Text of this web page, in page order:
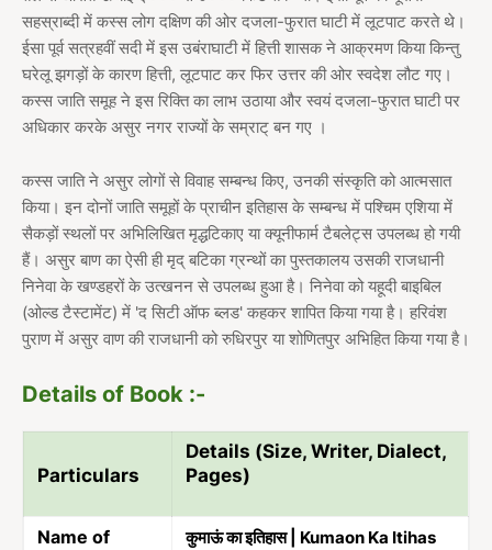
सहस्राब्दी में कस्स लोग दक्षिण की ओर दजला-फुरात घाटी में लूटपाट करते थे।
ईसा पूर्व सत्रहवीं सदी में इस उबंराघाटी में हित्ती शासक ने आक्रमण किया किन्तु
घरेलू झगड़ों के कारण हित्ती, लूटपाट कर फिर उत्तर की ओर स्वदेश लौट गए।
कस्स जाति समूह ने इस रिक्ति का लाभ उठाया और स्वयं दजला-फुरात घाटी पर
अधिकार करके असुर नगर राज्यों के सम्राट् बन गए ।
कस्स जाति ने असुर लोगों से विवाह सम्बन्ध किए, उनकी संस्कृति को आत्मसात
किया। इन दोनों जाति समूहों के प्राचीन इतिहास के सम्बन्ध में पश्चिम एशिया में
सैकड़ों स्थलों पर अभिलिखित मृद्धटिकाए या क्यूनीफार्म टैबलेट्स उपलब्ध हो गयी
हैं। असुर बाण का ऐसी ही मृद् बटिका ग्रन्थों का पुस्तकालय उसकी राजधानी
निनेवा के खण्डहरों के उत्खनन से उपलब्ध हुआ है। निनेवा को यहूदी बाइबिल
(ओल्ड टैस्टामेंट) में 'द सिटी ऑफ ब्लड' कहकर शापित किया गया है। हरिवंश
पुराण में असुर वाण की राजधानी को रुधिरपुर या शोणितपुर अभिहित किया गया है।
Details of Book :-
Particulars
Details (Size, Writer, Dialect,
Pages)
Name of
कुमाऊं का इतिहास | Kumaon Ka Itihas